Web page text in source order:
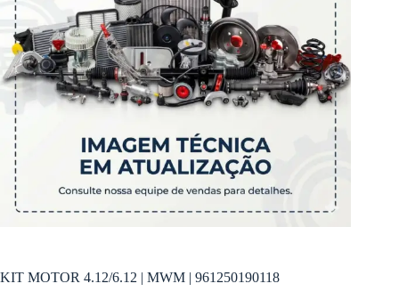
KIT MOTOR 4.12/6.12 | MWM | 961250190118